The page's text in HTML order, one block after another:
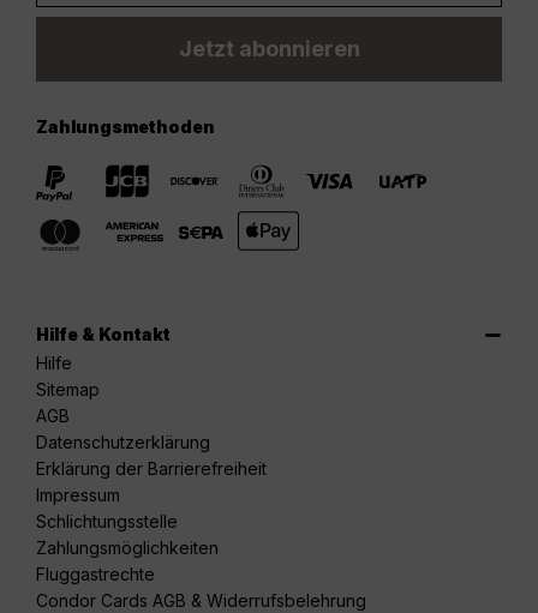
Jetzt abonnieren
Zahlungsmethoden
Hilfe & Kontakt
Hilfe
Sitemap
AGB
Datenschutzerklärung
Erklärung der Barrierefreiheit
Impressum
Schlichtungsstelle
Zahlungsmöglichkeiten
Fluggastrechte
Condor Cards AGB & Widerrufsbelehrung